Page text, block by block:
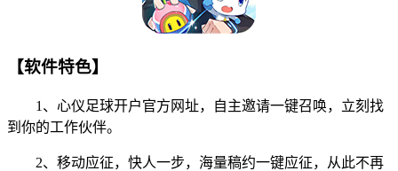
【软件特色】
1、心仪足球开户官方网址，自主邀请一键召唤，立刻找
到你的工作伙伴。
2、移动应征，快人一步，海量稿约一键应征，从此不再